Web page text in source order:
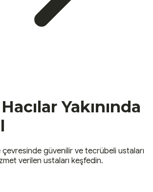
Hacılar Yakınında
çevresinde güvenilir ve tecrübeli ustaları
verilen ustaları keşfedin.